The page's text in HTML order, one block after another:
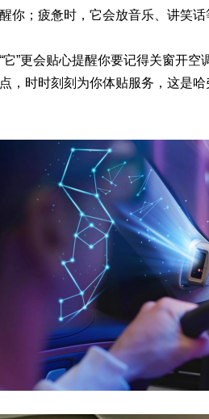
你；疲惫时，它会放音乐、讲笑
它”更会贴心提醒你要记得关窗开
，时时刻刻为你体贴服务，这是